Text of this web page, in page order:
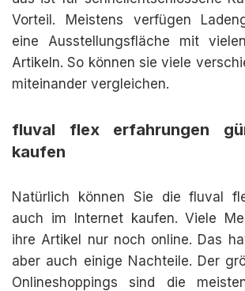
Vorteil. Meistens verfügen
eine Ausstellungsfläche mit
Artikeln. So können sie viele
miteinander vergleichen.
fluval flex erfahrungen
kaufen
Natürlich können Sie die fluval
auch im Internet kaufen. Viele
ihre Artikel nur noch online. Das
aber auch einige Nachteile. Der
Onlineshoppings sind die